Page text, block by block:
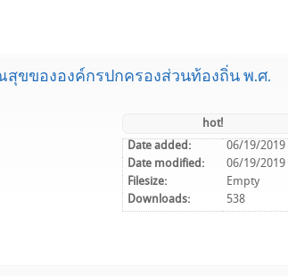
ขขององค์กรปกครองส่วนท้องถิ่น พ.ศ.
hot!
Date added:
06/19/2019
Date modified:
06/19/2019
Filesize:
Empty
Downloads:
538